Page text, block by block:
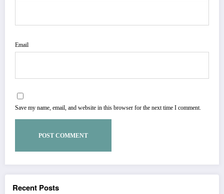
Email
Save my name, email, and website in this browser for the next time I comment.
Recent Posts